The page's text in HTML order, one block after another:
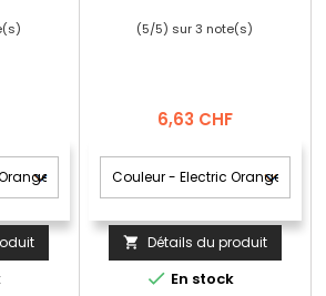
(5/5) sur3 note(s)
Prix
6,63 CHF
 Détails du produit
 En stock